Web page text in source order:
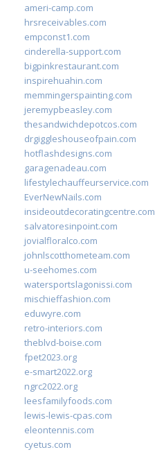
ameri-camp.com
hrsreceivables.com
empconst1.com
cinderella-support.com
bigpinkrestaurant.com
inspirehuahin.com
memmingerspainting.com
jeremypbeasley.com
thesandwichdepotcos.com
drgiggleshouseofpain.com
hotflashdesigns.com
garagenadeau.com
lifestylechauffeurservice.com
EverNewNails.com
insideoutdecoratingcentre.com
salvatoresinpoint.com
jovialfloralco.com
johnlscotthometeam.com
u-seehomes.com
watersportslagonissi.com
mischieffashion.com
eduwyre.com
retro-interiors.com
theblvd-boise.com
fpet2023.org
e-smart2022.org
ngrc2022.org
leesfamilyfoods.com
lewis-lewis-cpas.com
eleontennis.com
cyetus.com